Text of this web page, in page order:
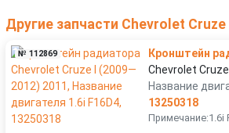
Другие запчасти Chevrolet
№ 112869
Кронштейн
Chevrolet
Название
13250318
Примечание:1.6i